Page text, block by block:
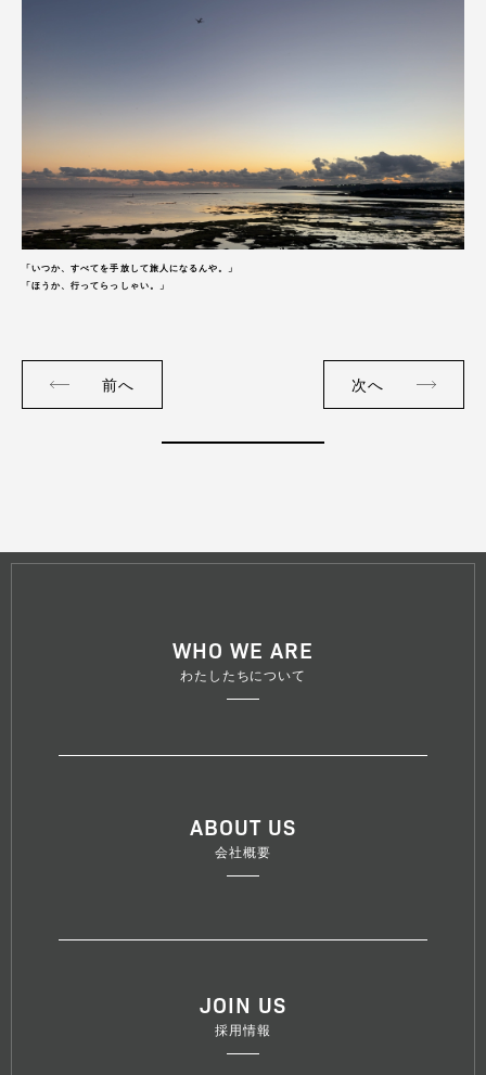
「いつか、すべてを手放して旅人になるんや。」
「ほうか、行ってらっしゃい。」
前へ 次へ
WHO WE ARE
わたしたちについて
ABOUT US
会社概要
JOIN US
採用情報